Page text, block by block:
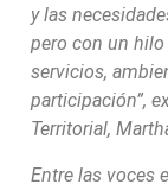
y las
pero con un
servicios,
participación”,
Territorial,
Entre las voces